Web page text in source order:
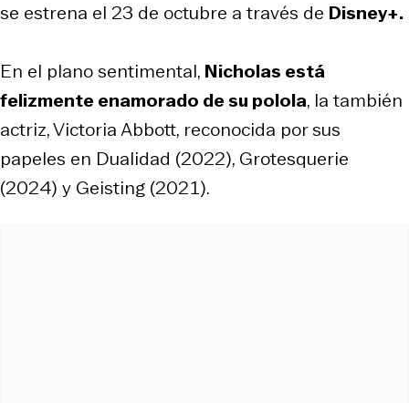
se estrena el 23 de octubre a través de Disney+.
En el plano sentimental, Nicholas está
felizmente enamorado de su polola, la también
actriz, Victoria Abbott, reconocida por sus
papeles en Dualidad (2022), Grotesquerie
(2024) y Geisting (2021).